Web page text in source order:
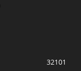
32101